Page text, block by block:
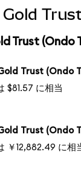
Trust
Trust (Ondo
Trust (Ondo
$81.57 に相当
Trust (Ondo
￥12,882.49 に相